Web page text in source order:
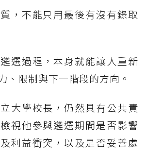
，不能只用最後有沒有錄取
選過程，本身就能讓人重新
、限制與下一階段的方向。
大學校長，仍然具有公共責
視他參與遴選期間是否影響
利益衝突，以及是否妥善處